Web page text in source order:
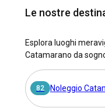
il mozzafiato Golfo
Santa Gilla,
l'alta stagione, il
sempre di mettere la
catamarano a
espone al fascino
Le nostre
Esplora luoghi
Catamarano da
82 Noleggio